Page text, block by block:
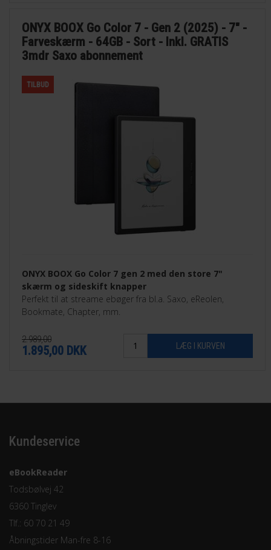
ONYX BOOX Go Color 7 - Gen 2 (2025) - 7" -
Farveskærm - 64GB - Sort - Inkl. GRATIS
3mdr Saxo abonnement
TILBUD
ONYX BOOX Go Color 7 gen 2 med den store 7"
skærm og sideskift knapper
Perfekt til at streame ebøger fra bl.a. Saxo, eReolen,
Bookmate, Chapter, mm.
2.989,00
1.895,00 DKK
Kundeservice
eBookReader
Todsbølvej 42
6360 Tinglev
Tlf.: 60 70 21 49
Åbningstider Man-fre 8-16